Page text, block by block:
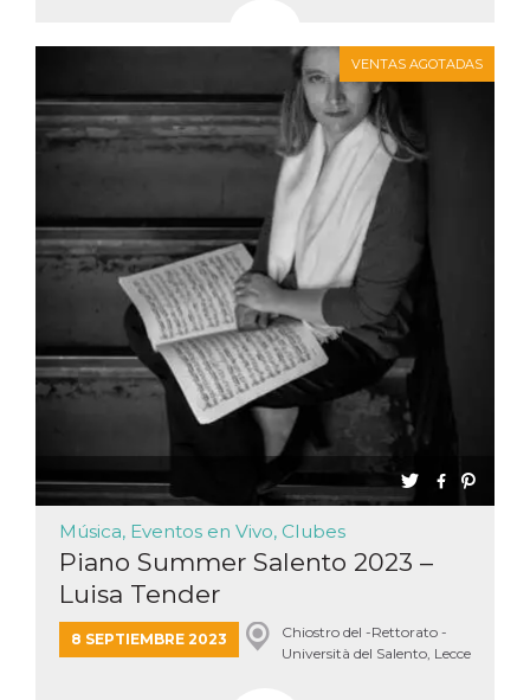
VENTAS AGOTADAS
Música, Eventos en Vivo, Clubes
Piano Summer Salento 2023 –
Luisa Tender
8 SEPTIEMBRE 2023
Chiostro del -Rettorato -
Università del Salento, Lecce